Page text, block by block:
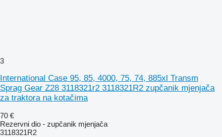
3
International Case 95, 85, 4000, 75, 74, 885xl Transm
Sprag Gear Z28 3118321r2 3118321R2 zupčanik mjenjača
za traktora na kotačima
70 €
Rezervni dio - zupčanik mjenjača
3118321R2